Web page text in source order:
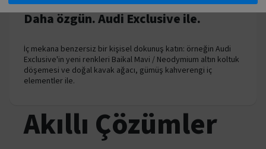
Daha özgün. Audi Exclusive ile.
İç mekana benzersiz bir kişisel dokunuş katın: örneğin Audi
Exclusive'in yeni renkleri Baikal Mavi / Neodymium altın koltuk
döşemesi ve doğal kavak ağacı, gümüş kahverengi iç
elementler ile.
Akıllı Çözümler